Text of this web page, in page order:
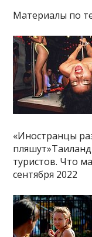
Материалы по
«Иностранцы
туристов. Что
сентября 2022